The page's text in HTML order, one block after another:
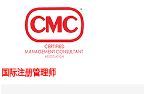
国际注册管理师